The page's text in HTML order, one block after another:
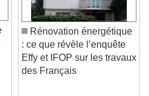
Rénovation énergétique
: ce que révèle l’enquête
Effy et IFOP sur les travaux
des Français